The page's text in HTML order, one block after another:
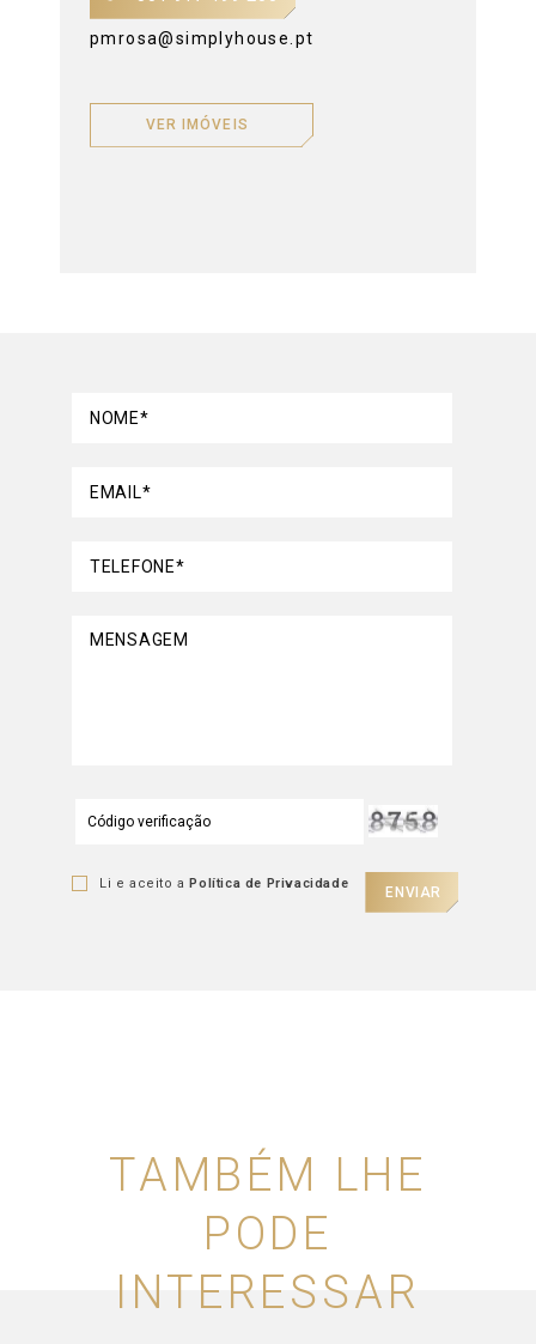
pmrosa@simplyhouse.pt
VER IMÓVEIS
NOME*
EMAIL*
TELEFONE*
MENSAGEM
ENVIAR
Li e aceito aPolítica de Privacidade
TAMBÉM LHE
PODE
INTERESSAR